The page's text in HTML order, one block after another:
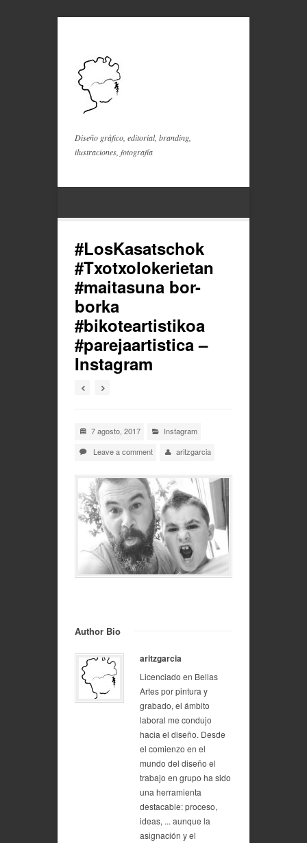
Diseño gráfico, editorial, branding,
ilustraciones, fotografía
#LosKasatschok
#Txotxolokerietan
#maitasuna bor-
borka
#bikoteartistikoa
#parejaartistica –
Instagram
7 agosto, 2017
Instagram
Leave a comment
aritzgarcia
Author Bio
aritzgarcia
Licenciado en Bellas
Artes por pintura y
grabado, el ámbito
laboral me condujo
hacia el diseño. Desde
el comienzo en el
mundo del diseño el
trabajo en grupo ha sido
una herramienta
destacable: proceso,
ideas, ... aunque la
asignación y el